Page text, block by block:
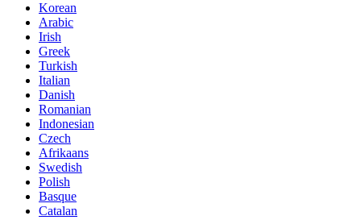
Korean
Arabic
Irish
Greek
Turkish
Italian
Danish
Romanian
Indonesian
Czech
Afrikaans
Swedish
Polish
Basque
Catalan